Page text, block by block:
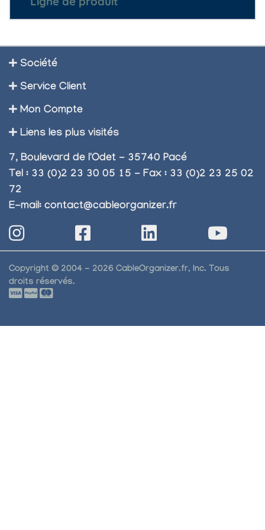
Société
Service Client
Mon Compte
Liens les plus visités
7, Boulevard de l'Odet - 35740 Pacé
Tel : 33 (0)2 23 30 05 15 - Fax : 33 (0)2 23 25 02
72
E-mail: contact@cableorganizer.fr
Copyright © 2004 - 2026 CableOrganizer.fr, Inc. Tous
droits réservés.